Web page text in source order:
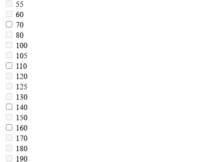
55
60
70
80
100
105
110
120
125
130
140
150
160
170
180
190